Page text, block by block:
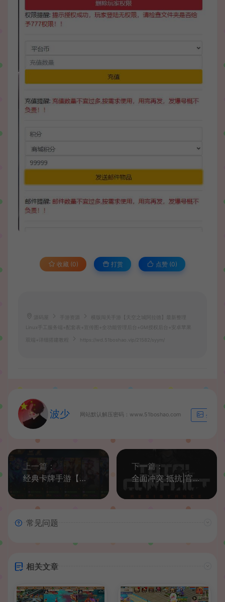
收藏 (0) 打赏 点赞 (0)
手游资源
Linux手工服务端+配套表+宣传图+全功能管理后台+GM授权后台+安卓苹果
双端+详细搭建教程 https://wd.51boshao.vip/21582/syym/
波少 网站默认解压密码：www.51boshao.com 生成海
上一篇：
经典卡牌手游【斗罗大陆之SP双神王完整版】最新整理Linux手工服务端+CDK多功能授权后台+安卓+详细搭建教程
下一篇：
全面冲突 抵抗|官方中文|V0.42.1-英勇征程-不屈荣耀|解压即撸|
常见问题
相关文章